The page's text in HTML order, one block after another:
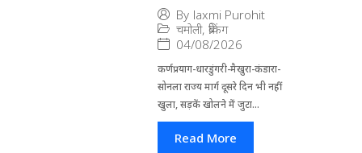
By laxmi Purohit
चमोली, ब्रेकिंग
04/08/2026
कर्णप्रयाग-धारडुंगरी-मैखुरा-कंडारा-
सोनला राज्य मार्ग दूसरे दिन भी नहीं
खुला, सड़कें खोलने में जुटा...
Read More